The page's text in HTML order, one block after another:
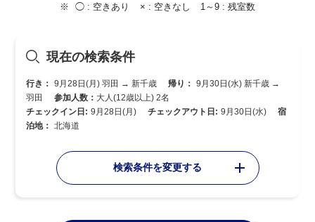
◯ : 空きあり × : 空きなし 1～9 : 残室数
現在の検索条件
行き： 9月28日(月) 羽田 → 新千歳 帰り： 9月30日(水) 新千歳 →
羽田
参加人数： 大人(12歳以上) 2名
チェックイン日: 9月28日(月) チェックアウト日: 9月30日(水)
宿
泊地： 北海道
検索条件を変更する